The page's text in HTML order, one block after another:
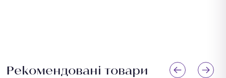
Рекомендовані товари